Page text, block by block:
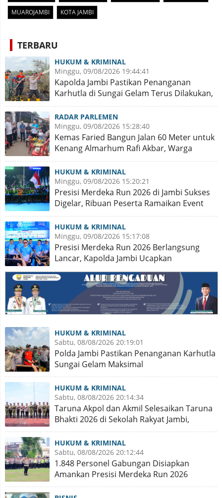
MUAROJAMBI
KOTA JAMBI
TERBARU
HUKUM & KRIMINAL
Minggu, 09/08/2026 19:44:41
Kapolda Jambi Pastikan Penanganan
Karhutla di Sungai Gelam Terus Dilakukan,
Sinergi Diperkuat
RADAR PARLEMEN
Minggu, 09/08/2026 15:28:40
Kemas Faried Bangun Jalan 60 Meter untuk
Kenang Almarhum Rafi Akbar, Warga
Simpang Rimbo Syukuran
HUKUM & KRIMINAL
Minggu, 09/08/2026 15:20:21
Presisi Merdeka Run 2026 di Jambi Sukses
Digelar, Ribuan Peserta Ramaikan Event
Nasional
HUKUM & KRIMINAL
Minggu, 09/08/2026 15:17:08
Presisi Merdeka Run 2026 Berlangsung
Lancar, Kapolda Jambi Ucapkan
Terimakasih dan Apresiasi
HUKUM & KRIMINAL
Sabtu, 08/08/2026 20:19:01
Polda Jambi Pastikan Penanganan Karhutla
Sungai Gelam Maksimal
HUKUM & KRIMINAL
Sabtu, 08/08/2026 20:14:34
Taruna Akpol dan Akmil Selesaikan Taruna
Bhakti 2026 di Sekolah Rakyat Jambi,
Kegiatan Aman Lancar
HUKUM & KRIMINAL
Sabtu, 08/08/2026 20:12:44
1.848 Personel Gabungan Disiapkan
Amankan Presisi Merdeka Run 2026